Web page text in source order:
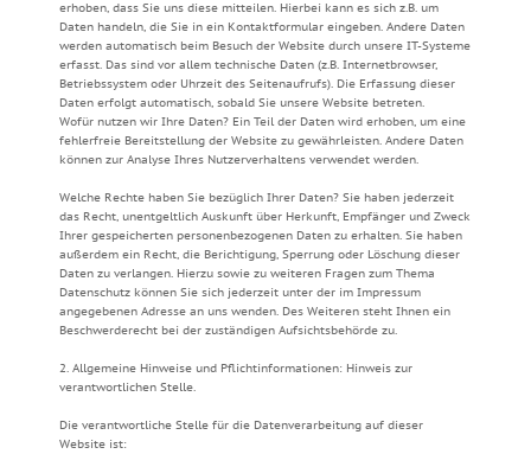
erhoben, dass Sie uns diese mitteilen. Hierbei kann es sich z.B. um
Daten handeln, die Sie in ein Kontaktformular eingeben. Andere Daten
werden automatisch beim Besuch der Website durch unsere IT-Systeme
erfasst. Das sind vor allem technische Daten (z.B. Internetbrowser,
Betriebssystem oder Uhrzeit des Seitenaufrufs). Die Erfassung dieser
Daten erfolgt automatisch, sobald Sie unsere Website betreten.
Wofür nutzen wir Ihre Daten? Ein Teil der Daten wird erhoben, um eine
fehlerfreie Bereitstellung der Website zu gewährleisten. Andere Daten
können zur Analyse Ihres Nutzerverhaltens verwendet werden.
Welche Rechte haben Sie bezüglich Ihrer Daten? Sie haben jederzeit
das Recht, unentgeltlich Auskunft über Herkunft, Empfänger und Zweck
Ihrer gespeicherten personenbezogenen Daten zu erhalten. Sie haben
außerdem ein Recht, die Berichtigung, Sperrung oder Löschung dieser
Daten zu verlangen. Hierzu sowie zu weiteren Fragen zum Thema
Datenschutz können Sie sich jederzeit unter der im Impressum
angegebenen Adresse an uns wenden. Des Weiteren steht Ihnen ein
Beschwerderecht bei der zuständigen Aufsichtsbehörde zu.
2. Allgemeine Hinweise und Pflichtinformationen: Hinweis zur
verantwortlichen Stelle.
Die verantwortliche Stelle für die Datenverarbeitung auf dieser
Website ist: